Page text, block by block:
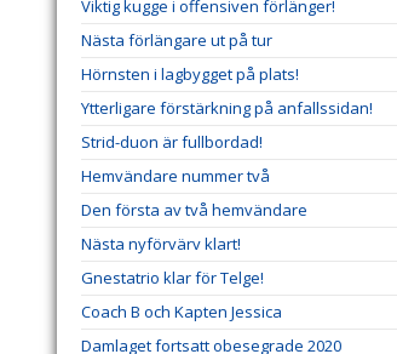
Viktig kugge i offensiven förlänger!
Nästa förlängare ut på tur
Hörnsten i lagbygget på plats!
Ytterligare förstärkning på anfallssidan!
Strid-duon är fullbordad!
Hemvändare nummer två
Den första av två hemvändare
Nästa nyförvärv klart!
Gnestatrio klar för Telge!
Coach B och Kapten Jessica
Damlaget fortsatt obesegrade 2020